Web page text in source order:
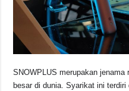
SNOWPLUS merupakan
besar di dunia. Syarikat ini